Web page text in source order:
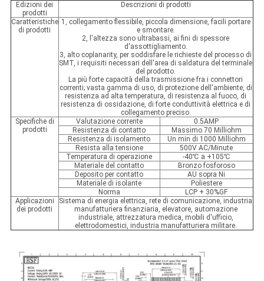
Edizioni dei
prodotti
Descrizioni di prodotti
Caratteristiche
di prodotti
1, collegamento flessibile, piccola dimensione, facili portare
e smontare.
2, l'altezza sono ultrabassi, ai fini di spessore
d'assottigliamento.
3, alto coplanarity, per soddisfare le richieste del processo di
SMT, i requisiti necessari dell'area di saldatura del terminale
del prodotto.
La più forte capacità della trasmissione fra i connettori
correnti; vasta gamma di uso, di protezione dell'ambiente, di
resistenza ad alta temperatura, di resistenza al fuoco, di
resistenza di ossidazione, di forte conduttività elettrica e di
collegamento preciso.
Specifiche di
prodotti
Valutazione corrente
0.5AMP
Resistenza di contatto
Massimo 70 Milliohm
Resistenza di isolamento
Un min di 1000 Milliohm
Resista alla tensione
500V AC/Minute
Temperatura di operazione
-40℃ a +105℃
Materiale del contatto
Bronzo fosforoso
Deposito per contatto
AU sopra Ni
Materiale di isolante
Poliestere
Norma
LCP + 30%GF
Applicazioni
dei prodotti
Sistema di energia elettrica, rete di comunicazione, industria
manufatturiera finanziaria, elevatore, automazione
industriale, attrezzatura medica, mobili d'ufficio,
elettrodomestici, industria manufatturiera militare.